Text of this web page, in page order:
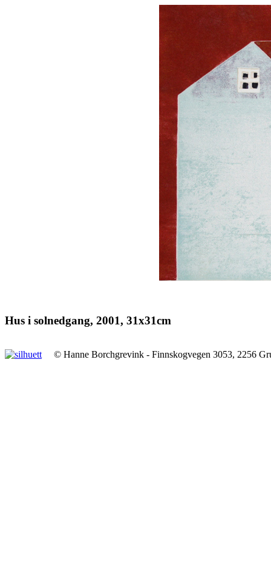
Hus i solnedgang, 2001, 31x31cm
© Hanne Borchgrevink - Finnskogvegen 3053, 2256